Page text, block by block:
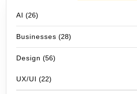
AI (26)
Businesses (28)
Design (56)
UX/UI (22)